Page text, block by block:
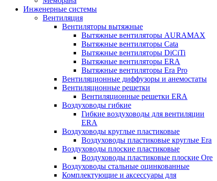
Инженерные системы
Вентиляция
Вентиляторы вытяжные
Вытяжные вентиляторы AURAMAX
Вытяжные вентиляторы Cata
Вытяжные вентиляторы DiCiTi
Вытяжные вентиляторы ERA
Вытяжные вентиляторы Era Pro
Вентиляционные диффузоры и анемостаты
Вентиляционные решетки
Вентиляционные решетки ERA
Воздуховоды гибкие
Гибкие воздуховоды для вентиляции
ERA
Воздуховоды круглые пластиковые
Воздуховоды пластиковые круглые Era
Воздуховоды плоские пластиковые
Воздуховоды пластиковые плоские Ore
Воздуховоды стальные оцинкованные
Комплектующие и аксессуары для